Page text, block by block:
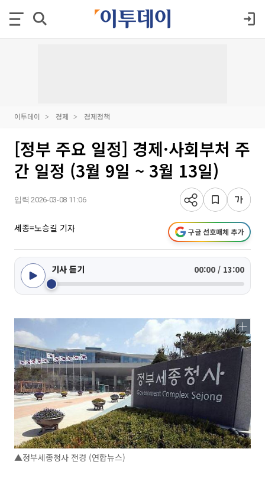
이투데이 경제 경제정책
[정부 주요 일정] 경제·사회부처 주
간 일정 (3월 9일 ~ 3월 13일)
입력 2026-03-08 11:06
세종=노승길 기자 구글 선호매체 추가
기사 듣기 00:00 / 13:00
▲정부세종청사 전경 (연합뉴스)